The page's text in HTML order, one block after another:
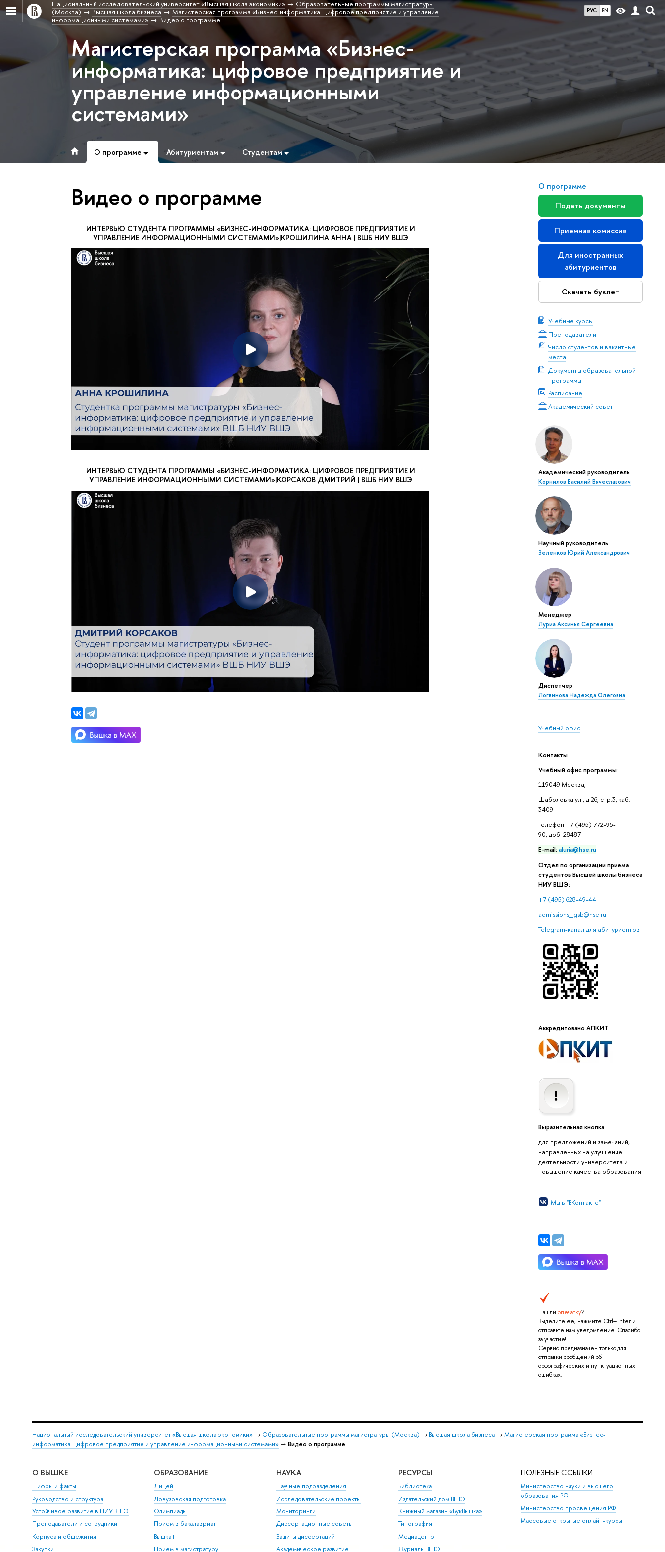
РУС EN
Национальный исследовательский университет «Высшая школа экономики»
Образовательные программы магистратуры
(Москва)
Высшая школа бизнеса
Магистерская программа «Бизнес-информатика: цифровое предприятие и управление
информационными системами»
Видео о программе
Магистерская программа «Бизнес-
информатика: цифровое предприятие и
управление информационными
системами»
О программе Абитуриентам Студентам
О программе
Подать документы
Приемная комиссия
Для иностранных
абитуриентов
Скачать буклет
Учебные курсы
Преподаватели
Число студентов и вакантные
места
Документы образовательной
программы
Расписание
Академический совет
Академический руководитель
Корнилов Василий Вячеславович
Научный руководитель
Зеленков Юрий Александрович
Менеджер
Луриа Аксинья Сергеевна
Диспетчер
Логвинова Надежда Олеговна
Учебный офис
Контакты
Учебный офис программы:
119049 Москва,
Шаболовка ул., д.26, стр.3, каб.
3409
Телефон:+7 (495) 772-95-
90, доб. 28487
E-mail: aluria@hse.ru
Отдел по организации приема
студентов Высшей школы бизнеса
НИУ ВШЭ:
+7 (495) 628-49-44
admissions_gsb@hse.ru
Telegram-канал для абитуриентов
Аккредитовано АПКИТ
Выразительная кнопка
для предложений и замечаний,
направленных на улучшение
деятельности университета и
повышение качества образования
Мы в "ВКонтакте"
Нашли опечатку?
Выделите её, нажмите Ctrl+Enter и
отправьте нам уведомление. Спасибо
за участие!
Сервис предназначен только для
отправки сообщений об
орфографических и пунктуационных
ошибках.
Видео о программе
ИНТЕРВЬЮ СТУДЕНТА ПРОГРАММЫ «БИЗНЕС-ИНФОРМАТИКА: ЦИФРОВОЕ ПРЕДПРИЯТИЕ И
УПРАВЛЕНИЕ ИНФОРМАЦИОННЫМИ СИСТЕМАМИ»|КРОШИЛИНА АННА | ВШБ НИУ ВШЭ
ИНТЕРВЬЮ СТУДЕНТА ПРОГРАММЫ «БИЗНЕС-ИНФОРМАТИКА: ЦИФРОВОЕ ПРЕДПРИЯТИЕ И
УПРАВЛЕНИЕ ИНФОРМАЦИОННЫМИ СИСТЕМАМИ»|КОРСАКОВ ДМИТРИЙ | ВШБ НИУ ВШЭ
Национальный исследовательский университет «Высшая школа экономики» → Образовательные программы магистратуры (Москва) → Высшая школа бизнеса→ Магистерская программа «Бизнес-
информатика: цифровое предприятие и управление информационными системами» → Видео о программе
О ВЫШКЕ
Цифры и факты
Руководство и структура
Устойчивое развитие в НИУ ВШЭ
Преподаватели и сотрудники
Корпуса и общежития
Закупки
ОБРАЗОВАНИЕ
Лицей
Довузовская подготовка
Олимпиады
Прием в бакалавриат
Вышка+
Прием в магистратуру
НАУКА
Научные подразделения
Исследовательские проекты
Мониторинги
Диссертационные советы
Защиты диссертаций
Академическое развитие
РЕСУРСЫ
Библиотека
Издательский дом ВШЭ
Книжный магазин «БукВышка»
Типография
Медиацентр
Журналы ВШЭ
ПОЛЕЗНЫЕ ССЫЛКИ
Министерство науки и высшего
образования РФ
Министерство просвещения РФ
Массовые открытые онлайн-курсы